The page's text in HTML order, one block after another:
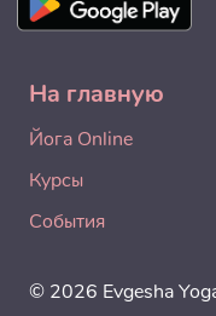
На главную
Йога Online
Курсы
События
© 2026 Evgesha